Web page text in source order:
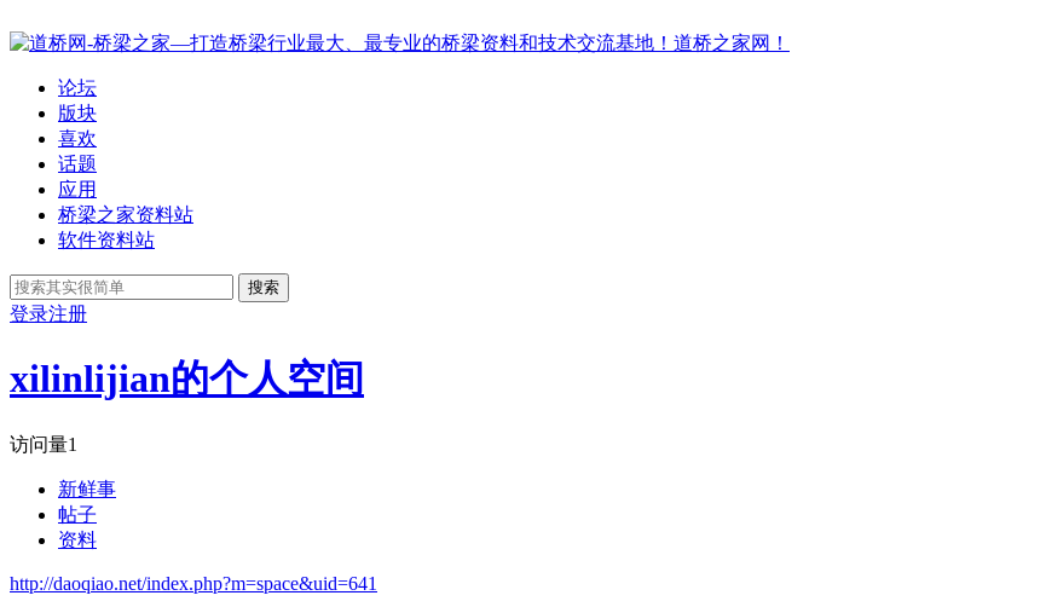
论坛
版块
喜欢
话题
应用
桥梁之家资料站
软件资料站
搜索
登录注册
xilinlijian的个人空间
访问量1
新鲜事
帖子
资料
http://daoqiao.net/index.php?m=space&uid=641